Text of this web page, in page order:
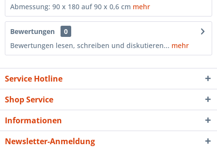
Abmessung: 90 x 180 auf 90 x 0,6 cm mehr
Bewertungen
0
Bewertungen lesen, schreiben und diskutieren... mehr
Service Hotline
Shop Service
Informationen
Newsletter-Anmeldung